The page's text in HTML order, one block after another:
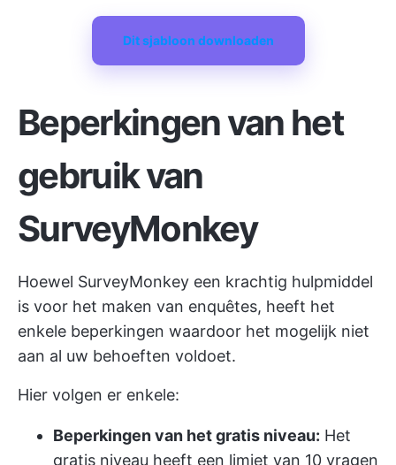
Dit sjabloon downloaden
Beperkingen van het
gebruik van
SurveyMonkey
Hoewel SurveyMonkey een krachtig hulpmiddel
is voor het maken van enquêtes, heeft het
enkele beperkingen waardoor het mogelijk niet
aan al uw behoeften voldoet.
Hier volgen er enkele:
Beperkingen van het gratis niveau: Het
gratis niveau heeft een limiet van 10 vragen